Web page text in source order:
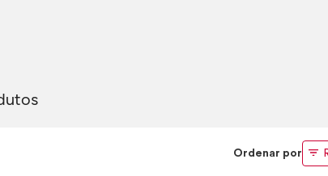
Ordenar por